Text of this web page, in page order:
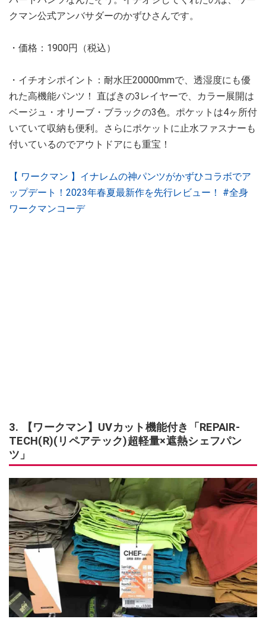
クマン公式アンバサダーのかずひさんです。
・価格：1900円（税込）
・イチオシポイント：耐水圧20000mmで、透湿度にも優
れた高機能パンツ！ 直ばきの3レイヤーで、カラー展開は
ベージュ・オリーブ・ブラックの3色。ポケットは4ヶ所付
いていて収納も便利。さらにポケットに止水ファスナーも
付いているのでアウトドアにも重宝！
【 ワークマン 】イナレムの神パンツがかずひコラボでア
ップデート！2023年春夏最新作を先行レビュー！ #全身
ワークマンコーデ
3. 【ワークマン】UVカット機能付き「REPAIR-
TECH(R)(リペアテック)超軽量×遮熱シェフパン
ツ」